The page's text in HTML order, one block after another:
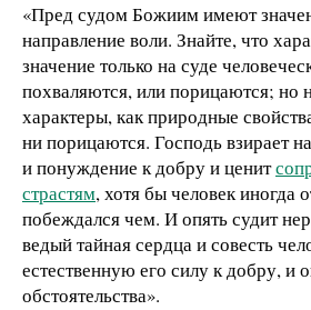
«Пред судом Божиим имеют
направление воли. Знайте, что
значение только на суде
похваляются, или порицаются; но
характеры, как природные
ни порицаются. Господь взирает
и понуждение к добру и ценит
страстям, хотя бы человек иногда
побеждался чем. И опять судит
ведый тайная сердца и совесть
естественную его силу к добру, и
обстоятельства».